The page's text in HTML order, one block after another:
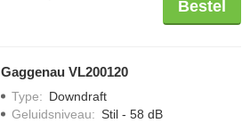
Bestel
Gaggenau VL200120
Type: Downdraft
Geluidsniveau: Stil - 58 dB